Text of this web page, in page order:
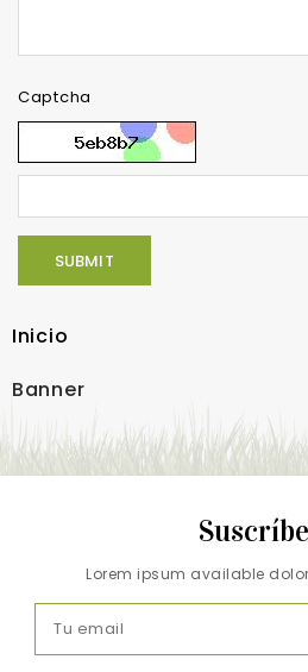
Captcha
SUBMIT
Inicio
Banner
Lorem ipsum available